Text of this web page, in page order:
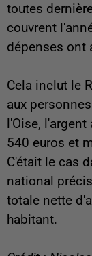
toutes
couvrent
dépenses ont
Cela inclut le
aux
l'Oise,
540 euros et
C'était le cas
national
totale nette
habitant.